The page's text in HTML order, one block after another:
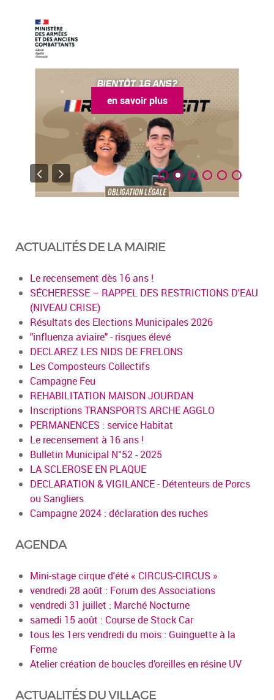
en savoir plus
ACTUALITÉS DE LA MAIRIE
Le recensement dès 16 ans !
SÉCHERESSE – RAPPEL DES RESTRICTIONS D'EAU
(NIVEAU CRISE)
Résultats des Elections Municipales 2026
"influenza aviaire" - risques élevé
DECLAREZ LES NIDS DE FRELONS
Les Composteurs Collectifs
Campagne Feu
REHABILITATION MAISON JOURDAN
Inscriptions TRANSPORTS ARCHE AGGLO
PERMANENCES : service Habitat
Le recensement à 16 ans !
Bulletin Municipal N°52 - 2025
LA SCLEROSE EN PLAQUE
DECLARATION & VIGILANCE - Détenteurs de Porcs
ou Sangliers
Campagne 2024 : déclaration des ruches
AGENDA
Mini-stage cirque d'été « CIRCUS-CIRCUS »
vendredi 28 août : Forum des Associations
vendredi 31 juillet : Marché Nocturne
samedi 15 août : Course de Stock Car
tous les 1ers vendredi du mois : Guinguette à la
Ferme
Atelier création de boucles d’oreilles en résine UV
ACTUALITÉS DU VILLAGE